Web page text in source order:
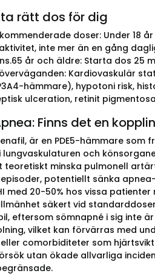
rätt dos för dig
doser: Under 18
inte mer än en gång
år och äldre: Starta dos 25
Kardiovaskulär
hämmare), hypotoni risk,
ulceration, retinit
Finns det en
är en PDE5-hämmare
och
minska pulmonell
potentiellt sänka
med 20-50% hos vissa
säkert vid
eftersom sömnapné i sig inte
vilket kan förvärras med
comorbiditeter som
utan ökade allvarliga